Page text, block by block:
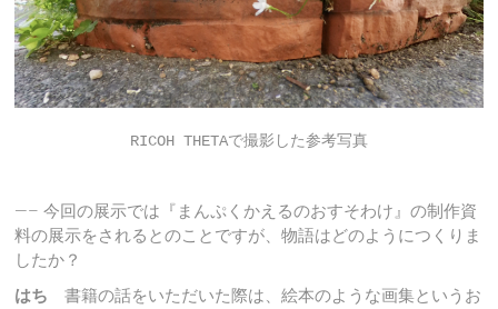
RICOH THETAで撮影した参考写真
—– 今回の展示では『まんぷくかえるのおすそわけ』の制作資
料の展示をされるとのことですが、物語はどのようにつくりま
したか？
はち書籍の話をいただいた際は、絵本のような画集というお